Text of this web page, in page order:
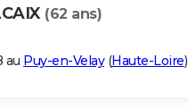
(62 ans)
au Puy-en-Velay(Haute-Loire)